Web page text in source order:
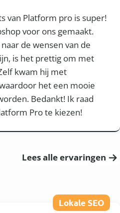
van Platform pro is super!
voor ons gemaakt.
de wensen van de
is het prettig om met
kwam hij met
het een mooie
Bedankt! Ik raad
Pro te kiezen!
Lees alle ervaringen
Lokale SEO